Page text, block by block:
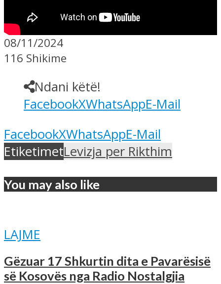
08/11/2024
116 Shikime
Ndani këtë!
FacebookXWhatsAppE-Mail
FacebookXWhatsAppE-Mail
EtiketimetLevizja per Rikthim
You may also like
LAJME
Gëzuar 17 Shkurtin dita e Pavarësisë
së Kosovës nga Radio Nostalgjia